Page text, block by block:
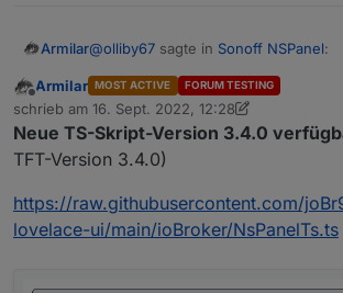
Armilar@olliby67 sagte in Sonoff NSPanel:
@armilarsaid inSonoff NSPanel
@olliby67
@armilar Vielen Dank für die
Lösung. Ich hab mein Skript
Wird wahrscheinlich mit dem
(geplant heute) ausgeliefert.
Offline
Armilar MOST ACTIVE FORUM TESTING
schrieb am 16. Sept. 2022, 12:28
zuletzt editiert von Armilar
Neue TS-Skript-Version 3.4.0
TFT-Version 3.4.0)
https://raw.githubusercontent.com/
lovelace-ui/main/ioBroker/NsPanelTs.ts